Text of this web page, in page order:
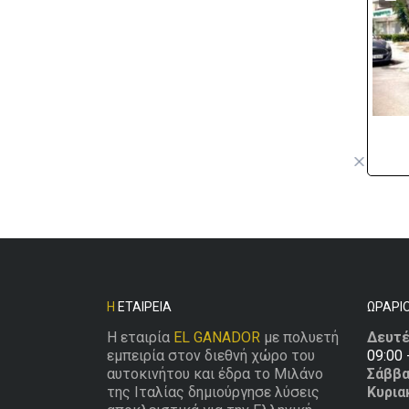
Η ΕΤΑΙΡΕΊΑ
Η εταιρία EL GANADOR με πολυετή
εμπειρία στον διεθνή χώρο του
αυτοκινήτου και έδρα το Μιλάνο
της Ιταλίας δημιούργησε λύσεις
09:00